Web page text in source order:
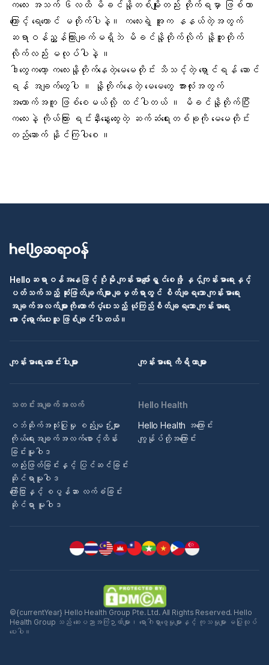
ကလေး အသက် ၆လထိ မိခင်နို့တစ်မျိုးတည်း တိုက်ရမှာ ဖြစ်တာ
ကြောင့် ရေတောင် မတိုက်ပါနဲ့။
ကလေးရဲ့ အူက နနယ်တဲ့အတွက်
ဆရာဝန်ညွှန်ကြားချက်မရှိဘဲ မိခင်နို့တိုက်လိုက် နို့ဘူးတိုက်
လိုက်လည်း မလုပ်ပါနဲ့ ။
ဒါတွေကတော့ ကလေးနို့တိုက်နေတဲ့မေမေတိုင်း သိသင့်တဲ့ ရှောင်ရန် ဆောင်
ရန် အချက်တွေပါ ။ နို့တိုက်နေတဲ့ မေမေတွေ အားလုံးအတွက်
အထောက်အကူ ဖြစ်စေမယ်လို့ ထင်ပါတယ် ။ မိခင်နို့တိုက်ပြီး
ကလေးနဲ့ ကိုယ်ကြား ရင်းနှီးနွေးထွေးတဲ့ ဆက်ဆံရေးတစ်ခုကို မေမေတိုင်း
တည်ဆောက် နိုင်ကြပါစေ ။
Helloဆရာဝန်အနေဖြင့် ပိုမို ကျန်းမာပျော်ရွှင်စေဖို့ နှင့်ကျန်းမာရေးနှင့်
ပတ်သက်သည့် ဆုံးဖြတ်ချက်များ ချမှတ်ရာတွင် စိတ်ချရသော ကျန်းမာရေး
အချက်အလက်များကို ထောက်ပံ့ပေးသည့် ယုံကြည်စိတ်ချရသော ကျန်းမာရေး
စောင့်ရှောက်ပေးသူ ဖြစ်ချင်ပါတယ်။
ကျန်းမာရေး ဆောင်းပါးများ ကျန်းမာရေး ကိရိယာများ
သတင်းအချက်အလက်
ဝဘ်ဆိုက်အသုံးပြုမှု စည်းမျဉ်းများ
ကိုယ်ရေးအချက်အလက်စောင့်ထိန်း
ခြင်းမူဝါဒ
တည်းဖြတ်ခြင်းနှင့် ပြင်ဆင်ခြင်း
ဆိုင်ရာမူဝါဒ
ကြော်ငြာနှင့် စပွန်ဆာ လက်ခံခြင်း
ဆိုင်ရာ မူဝါဒ
Hello Health
Hello Health အကြောင်း
ကျွန်ုပ်တို့အကြောင်း
©{currentYear} Hello Health Group Pte. Ltd. All Rights Reserved. Hello
Health Group သည် ဆေးပညာအကြံဉာဏ်များ၊ ရောဂါရှာဖွေမှုများနှင့် ကုသမှုများ မပြုလုပ်
ပေးပါ။